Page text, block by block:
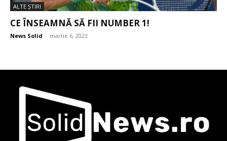
ALTE ŞTIRI
CE ÎNSEAMNĂ SĂ FII NUMBER 1!
News Solid - martie 6, 2023